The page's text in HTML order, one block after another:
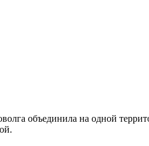
объединила на одной